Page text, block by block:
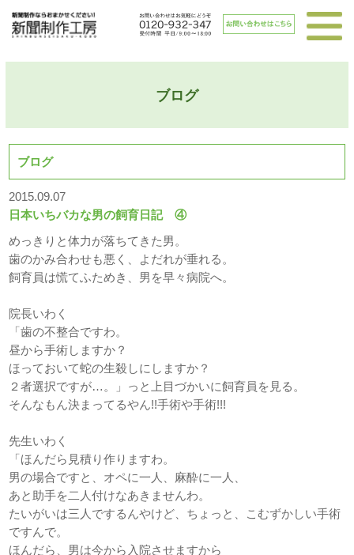
ブログ
ブログ
2015.09.07
日本いちバカな男の飼育日記 ④
めっきりと体力が落ちてきた男。
歯のかみ合わせも悪く、よだれが垂れる。
飼育員は慌てふためき、男を早々病院へ。
院長いわく
「歯の不整合ですわ。
昼から手術しますか？
ほっておいて蛇の生殺しにしますか？
２者選択ですが…。」っと上目づかいに飼育員を見る。
そんなもん決まってるやん!!手術や手術!!!
先生いわく
「ほんだら見積り作りますわ。
男の場合ですと、オペに一人、麻酔に一人、
あと助手を二人付けなあきませんわ。
たいがいは三人でするんやけど、ちょっと、こむずかしい手術
ですんで。
ほんだら、男は今から入院させますから